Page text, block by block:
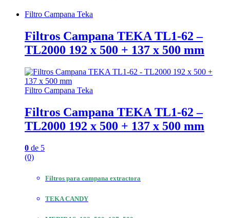
Filtro Campana Teka
Filtros Campana TEKA TL1-62 –
TL2000 192 x 500 + 137 x 500 mm
Filtro Campana Teka
Filtros Campana TEKA TL1-62 –
TL2000 192 x 500 + 137 x 500 mm
0 de 5
(0)
Filtros para campana extractora
TEKA CANDY